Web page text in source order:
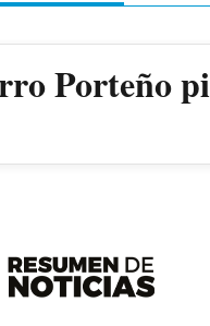
Porteño